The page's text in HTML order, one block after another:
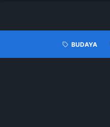
BUDAYA